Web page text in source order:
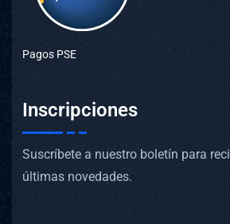
Pagos PSE
Inscripciones
Suscríbete a nuestro boletín para
últimas novedades.